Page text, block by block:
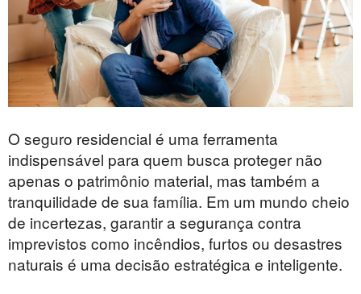
O seguro residencial é uma ferramenta
indispensável para quem busca proteger não
apenas o patrimônio material, mas também a
tranquilidade de sua família. Em um mundo cheio
de incertezas, garantir a segurança contra
imprevistos como incêndios, furtos ou desastres
naturais é uma decisão estratégica e inteligente.